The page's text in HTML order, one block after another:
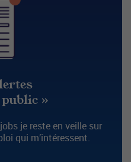
»
je reste en veille sur
qui m’intéressent.